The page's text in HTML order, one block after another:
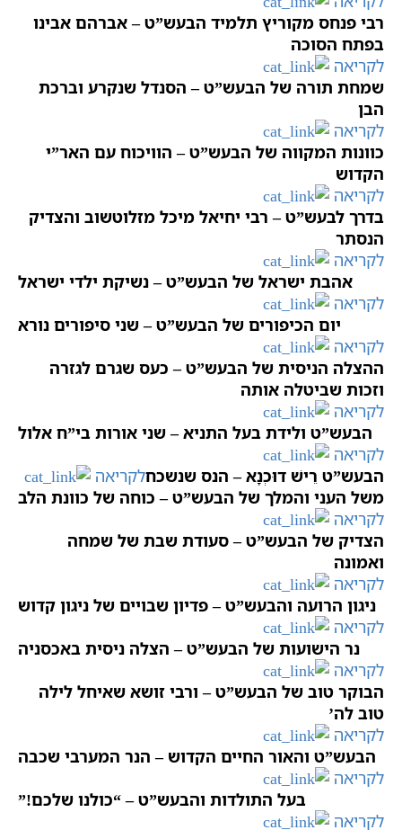
רבי פנחס מקוריץ תלמיד הבעש”ט – אברהם אבינו
בפתח הסוכה
לקריאה
שמחת תורה של הבעש”ט – הסנדל שנקרע וברכת
הבן
לקריאה
כוונות המקווה של הבעש”ט – הוויכוח עם האר”י
הקדוש
לקריאה
בדרך לבעש”ט – רבי יחיאל מיכל מזלוטשוב והצדיק
הנסתר
לקריאה
אהבת ישראל של הבעש”ט – נשיקת ילדי ישראל
לקריאה
יום הכיפורים של הבעש”ט – שני סיפורים נורא
לקריאה
ההצלה הניסית של הבעש”ט – כעס שגרם לגזרה
וזכות שביטלה אותה
לקריאה
הבעש”ט ולידת בעל התניא – שני אורות בי”ח אלול
לקריאה
הבעש”ט רֵישׁ דוּכְנָא – הנס שנשכחלקריאה
משל העני והמלך של הבעש”ט – כוחה של כוונת הלב
לקריאה
הצדיק של הבעש”ט – סעודת שבת של שמחה
ואמונה
לקריאה
ניגון הרועה והבעש”ט – פדיון שבויים של ניגון קדוש
לקריאה
נר הישועות של הבעש”ט – הצלה ניסית באכסניה
לקריאה
הבוקר טוב של הבעש”ט – ורבי זושא שאיחל לילה
טוב לה’
לקריאה
הבעש”ט והאור החיים הקדוש – הנר המערבי שכבה
לקריאה
בעל התולדות והבעש”ט – “כולנו שלכם!”
לקריאה